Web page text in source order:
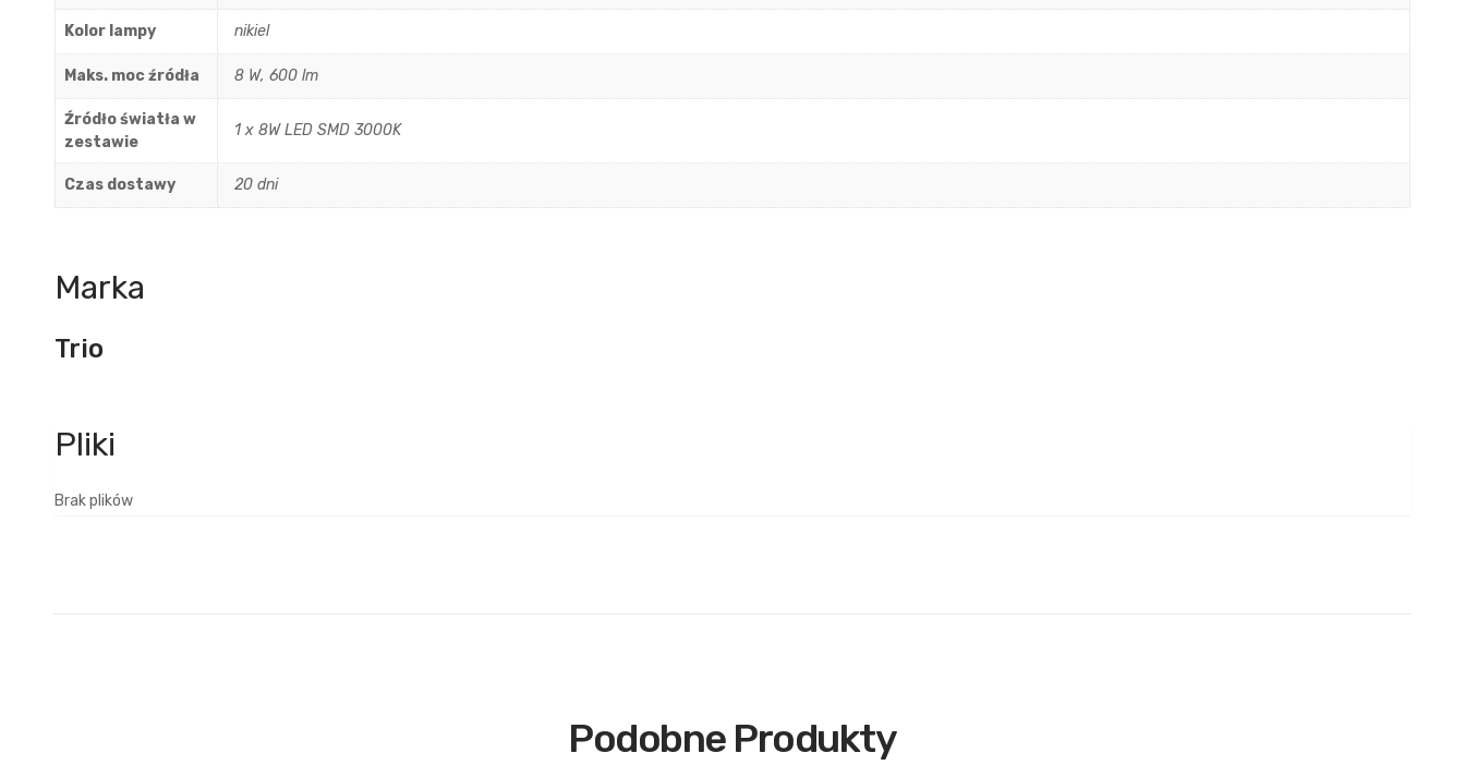
Kolor lampy nikiel
Maks. moc źródła 8 W, 600 lm
Źródło światła w
zestawie
1 x 8W LED SMD 3000K
Czas dostawy 20 dni
Marka
Trio
Brak plików
Podobne Produkty